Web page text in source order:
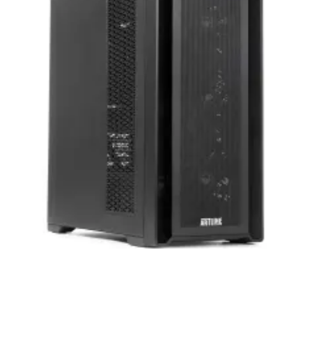
Компания ARTLINE благодарит Вас за выбор
нашей продукции. Мы уверены, что
приобретенная вами техника будет служить
вам долгие годы при соблюдении правил
эксплуатации и хранения.
Artline комп'ютери